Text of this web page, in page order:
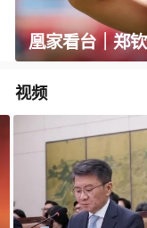
凰家看台｜郑
视频